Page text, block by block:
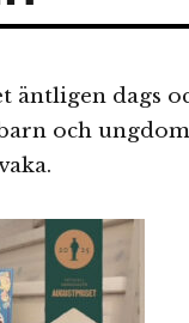
äntligen dags
och